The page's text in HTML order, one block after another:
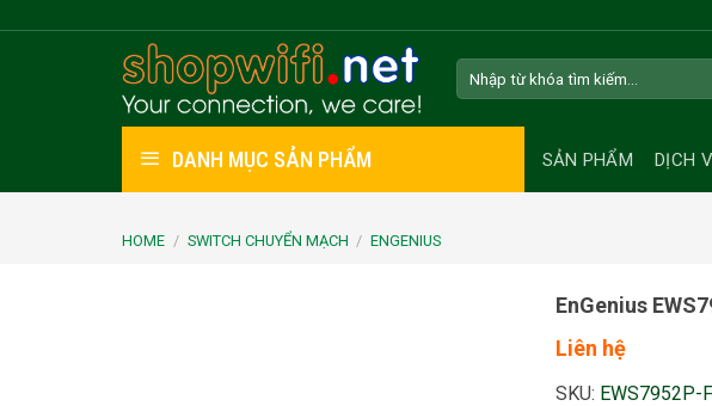
DANH MỤC SẢN PHẨM SẢN PHẨM DỊCH
HOME / SWITCH CHUYỂN MẠCH / ENGENIUS
EnGenius
Liên hệ
SKU: EWS7952P-